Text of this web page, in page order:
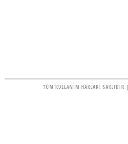
TÜM KULLANIM HAKLARI SAKLIDIR |